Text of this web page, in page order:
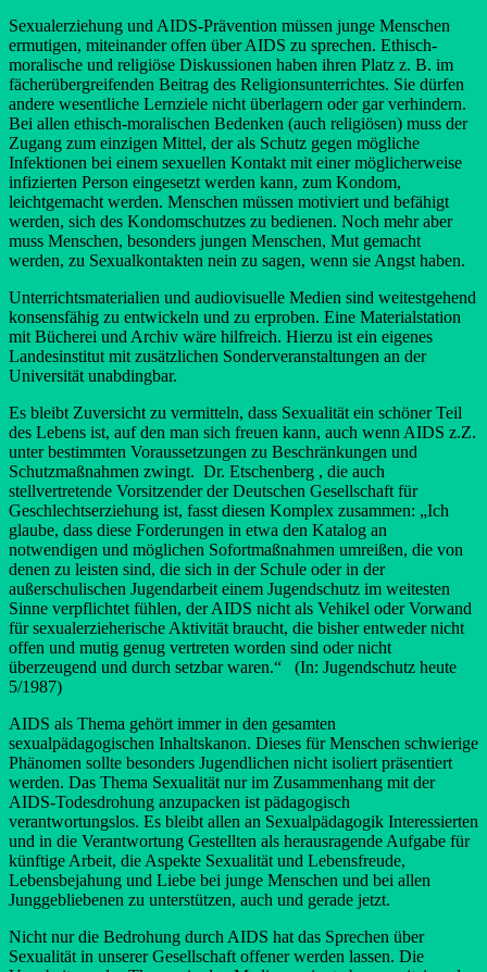
Sexualerziehung und AIDS-Prävention müssen junge Menschen
ermutigen, miteinander offen über AIDS zu sprechen. Ethisch-
moralische und religiöse Diskussionen haben ihren Platz z. B. im
fächerübergreifenden Beitrag des Religionsunterrichtes. Sie dürfen
andere wesentliche Lernziele nicht überlagern oder gar verhindern.
Bei allen ethisch-moralischen Bedenken (auch religiösen) muss der
Zugang zum einzigen Mittel, der als Schutz gegen mögliche
Infektionen bei einem sexuellen Kontakt mit einer möglicherweise
infizierten Person eingesetzt werden kann, zum Kondom,
leichtgemacht werden. Menschen müssen motiviert und befähigt
werden, sich des Kondomschutzes zu bedienen. Noch mehr aber
muss Menschen, besonders jungen Menschen, Mut gemacht
werden, zu Sexualkontakten nein zu sagen, wenn sie Angst haben.
Unterrichtsmaterialien und audiovisuelle Medien sind weitestgehend
konsensfähig zu entwickeln und zu erproben. Eine Materialstation
mit Bücherei und Archiv wäre hilfreich. Hierzu ist ein eigenes
Landesinstitut mit zusätzlichen Sonderveranstaltungen an der
Universität unabdingbar.
Es bleibt Zuversicht zu vermitteln, dass Sexualität ein schöner Teil
des Lebens ist, auf den man sich freuen kann, auch wenn AIDS z.Z.
unter bestimmten Voraussetzungen zu Beschränkungen und
Schutzmaßnahmen zwingt. Dr. Etschenberg , die auch
stellvertretende Vorsitzender der Deutschen Gesellschaft für
Geschlechtserziehung ist, fasst diesen Komplex zusammen: „Ich
glaube, dass diese Forderungen in etwa den Katalog an
notwendigen und möglichen Sofortmaßnahmen umreißen, die von
denen zu leisten sind, die sich in der Schule oder in der
außerschulischen Jugendarbeit einem Jugendschutz im weitesten
Sinne verpflichtet fühlen, der AIDS nicht als Vehikel oder Vorwand
für sexualerzieherische Aktivität braucht, die bisher entweder nicht
offen und mutig genug vertreten worden sind oder nicht
überzeugend und durch setzbar waren.“ (In: Jugendschutz heute
5/1987)
AIDS als Thema gehört immer in den gesamten
sexualpädagogischen Inhaltskanon. Dieses für Menschen schwierige
Phänomen sollte besonders Jugendlichen nicht isoliert präsentiert
werden. Das Thema Sexualität nur im Zusammenhang mit der
AIDS-Todesdrohung anzupacken ist pädagogisch
verantwortungslos. Es bleibt allen an Sexualpädagogik Interessierten
und in die Verantwortung Gestellten als herausragende Aufgabe für
künftige Arbeit, die Aspekte Sexualität und Lebensfreude,
Lebensbejahung und Liebe bei junge Menschen und bei allen
Junggebliebenen zu unterstützen, auch und gerade jetzt.
Nicht nur die Bedrohung durch AIDS hat das Sprechen über
Sexualität in unserer Gesellschaft offener werden lassen. Die